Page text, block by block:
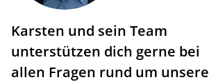
Karsten und sein Team
unterstützen dich gerne bei
allen Fragen rund um unsere